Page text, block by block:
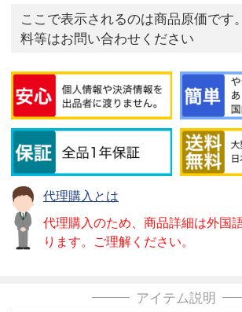
ここで表示されるのは商品原価です
料等はお問い合わせください
代理購入とは
代理購入のため、商品詳細は外国
ります。ご理解ください。
アイテム説明